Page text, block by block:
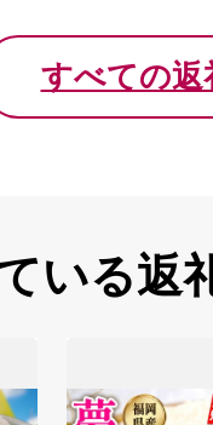
すべての返
いる返